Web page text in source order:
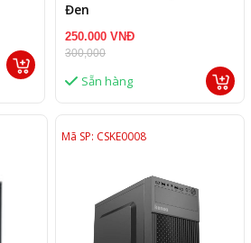
Đen
250.000 VNĐ
300,000
Sẵn hàng
Mã SP: CSKE0008